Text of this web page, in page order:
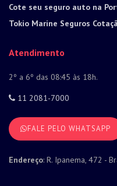
Cote seu seguro auto na
Tokio Marine Seguros
Atendimento
2º a 6º das 08:45 às 18h.
11 2081-7000
FALE PELO WHATSAPP
Endereço: R. Ipanema, 472 -